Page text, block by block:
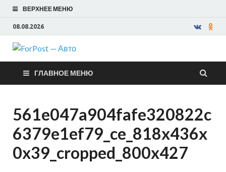
ВЕРХНЕЕ МЕНЮ
08.08.2026
ForPost —
Авто
ГЛАВНОЕ МЕНЮ
561e047a904fafe320822c
6379e1ef79_ce_818x436x
0x39_cropped_800x427